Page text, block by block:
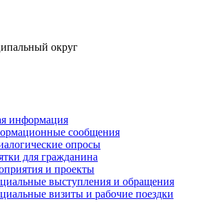
округ
информация
сообщения
опросы
для гражданина
и проекты
выступления и обращения
визиты и рабочие поездки